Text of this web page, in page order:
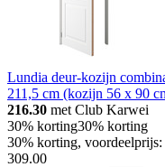
Lundia deur-kozijn
211,5 cm (kozijn 56 x 90
216.30 met Club Karwei
30% korting30% korting
30% korting,
309.00